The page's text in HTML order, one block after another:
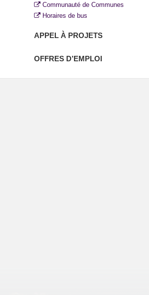
Communauté de Communes
Horaires de bus
APPEL À PROJETS
OFFRES D’EMPLOI